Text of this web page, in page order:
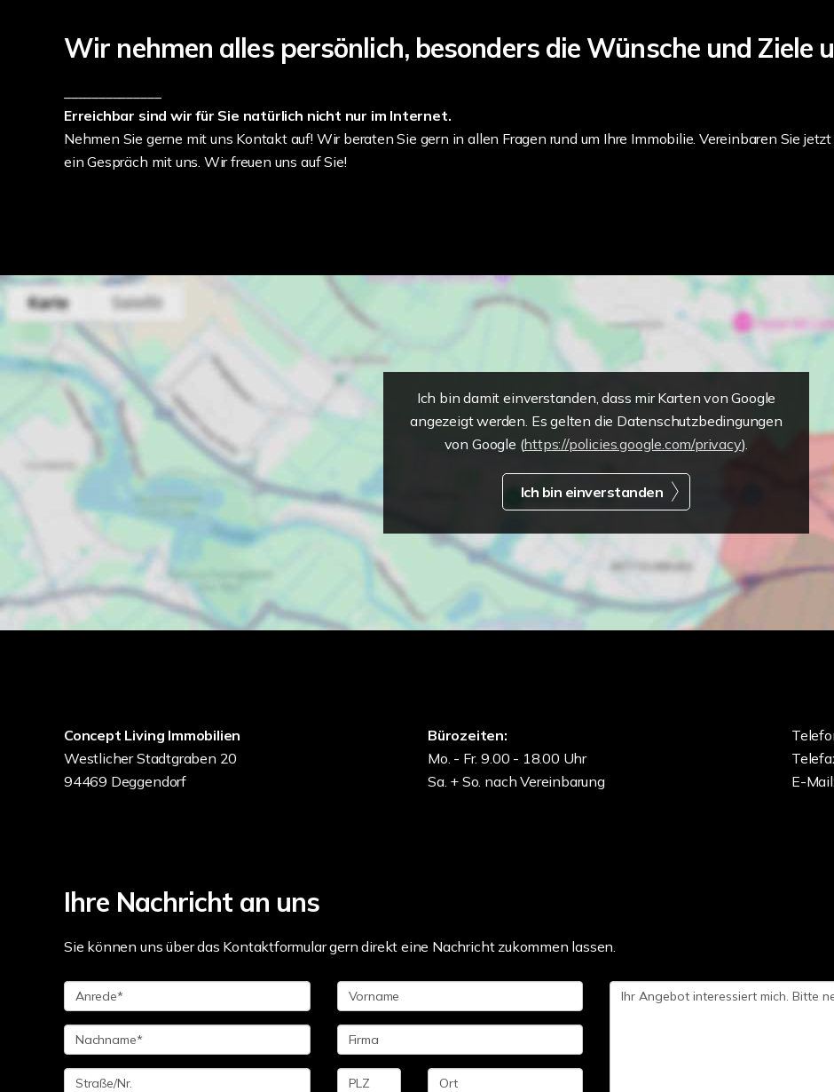
Wir nehmen alles persönlich, besonders die Wünsche und Ziele
Erreichbar sind wir für Sie natürlich nicht nur im Internet.
Nehmen Sie gerne mit uns Kontakt auf! Wir beraten Sie gern in allen Fragen rund um Ihre Immobilie. Vereinbaren Sie
ein Gespräch mit uns. Wir freuen uns auf Sie!
Ich bin damit einverstanden, dass mir Karten von Google
angezeigt werden. Es gelten die Datenschutzbedingungen
von Google (https://policies.google.com/privacy).
Ich bin einverstanden
Concept Living Immobilien
Westlicher Stadtgraben 20
94469 Deggendorf
Bürozeiten:
Mo. - Fr. 9.00 - 18.00 Uhr
Sa. + So. nach Vereinbarung
E-
Ihre Nachricht an uns
Sie können uns über das Kontaktformular gern direkt eine Nachricht zukommen lassen.